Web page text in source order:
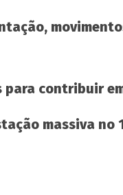
o 5º Encontro
a Escola
para contribuir
massiva no